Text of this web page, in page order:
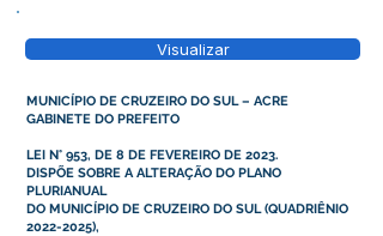
Visualizar
MUNICÍPIO DE CRUZEIRO DO SUL – ACRE
GABINETE DO PREFEITO
LEI N° 953, DE 8 DE FEVEREIRO DE 2023.
DISPÕE SOBRE A ALTERAÇÃO DO PLANO
PLURIANUAL
DO MUNICÍPIO DE CRUZEIRO DO SUL (QUADRIÊNIO
2022-2025),